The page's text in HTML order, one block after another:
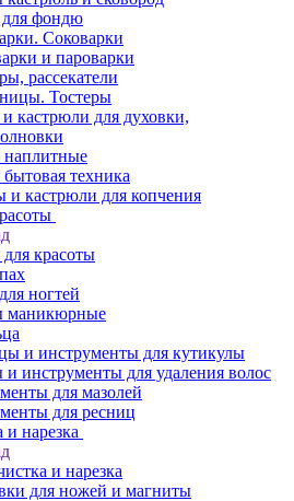
для фондю
Соковарки
и пароварки
рассекатели
Тостеры
кастрюли для духовки,
наплитные
техника
кастрюли для копчения
красоты
ногтей
маникюрные
и инструменты для кутикулы
инструменты для удаления волос
для мазолей
для ресниц
нарезка
и нарезка
для ножей и магниты